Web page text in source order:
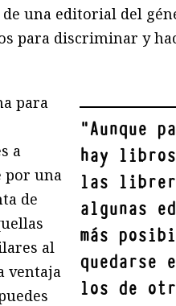
una editorial del
para discriminar y
"Aunque
hay
las
algunas
más
quedarse
los de
para
a
por una
de
al
ventaja